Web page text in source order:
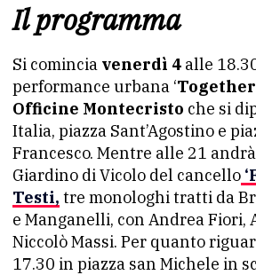
Il programma
Si comincia venerdì 4 alle
performance urbana ‘
Officine Montecristo che si
Italia, piazza Sant’Agostino e
Francesco. Mentre alle 21
Giardino di Vicolo del cancello
Testi, tre monologhi tratti da
e Manganelli, con Andrea Fiori,
Niccolò Massi. Per quanto
17.30 in piazza san Michele in